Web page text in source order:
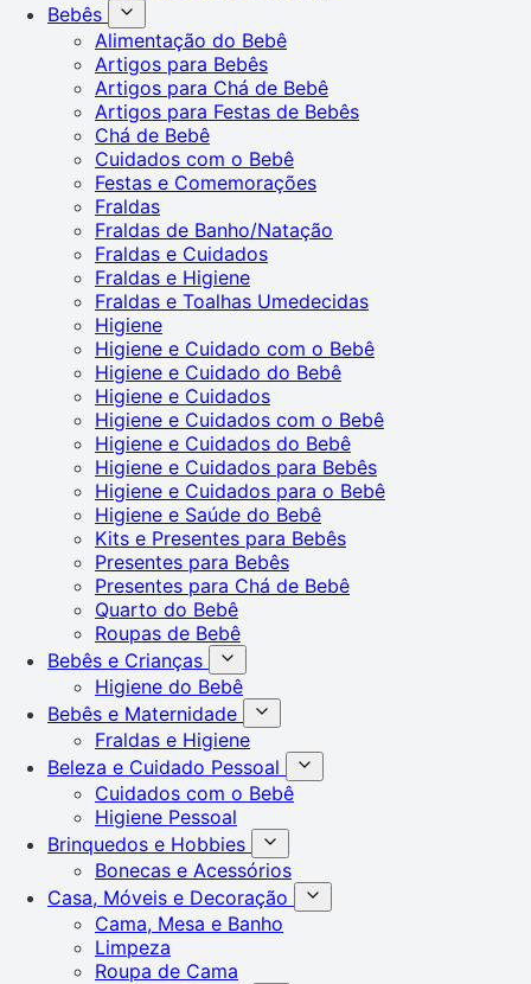
Bebês
Alimentação do Bebê
Artigos para Bebês
Artigos para Chá de Bebê
Artigos para Festas de Bebês
Chá de Bebê
Cuidados com o Bebê
Festas e Comemorações
Fraldas
Fraldas de Banho/Natação
Fraldas e Cuidados
Fraldas e Higiene
Fraldas e Toalhas Umedecidas
Higiene
Higiene e Cuidado com o Bebê
Higiene e Cuidado do Bebê
Higiene e Cuidados
Higiene e Cuidados com o Bebê
Higiene e Cuidados do Bebê
Higiene e Cuidados para Bebês
Higiene e Cuidados para o Bebê
Higiene e Saúde do Bebê
Kits e Presentes para Bebês
Presentes para Bebês
Presentes para Chá de Bebê
Quarto do Bebê
Roupas de Bebê
Bebês e Crianças
Higiene do Bebê
Bebês e Maternidade
Fraldas e Higiene
Beleza e Cuidado Pessoal
Cuidados com o Bebê
Higiene Pessoal
Brinquedos e Hobbies
Bonecas e Acessórios
Casa, Móveis e Decoração
Cama, Mesa e Banho
Limpeza
Roupa de Cama